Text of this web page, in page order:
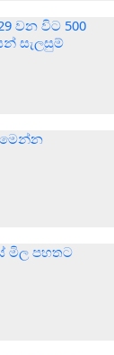
වන විට 500
සැලසුම්
මිල පහතට